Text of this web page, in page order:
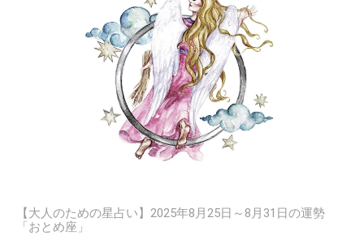
【大人のための星占い】2025年8月25日～8月31日の運勢
「おとめ座」